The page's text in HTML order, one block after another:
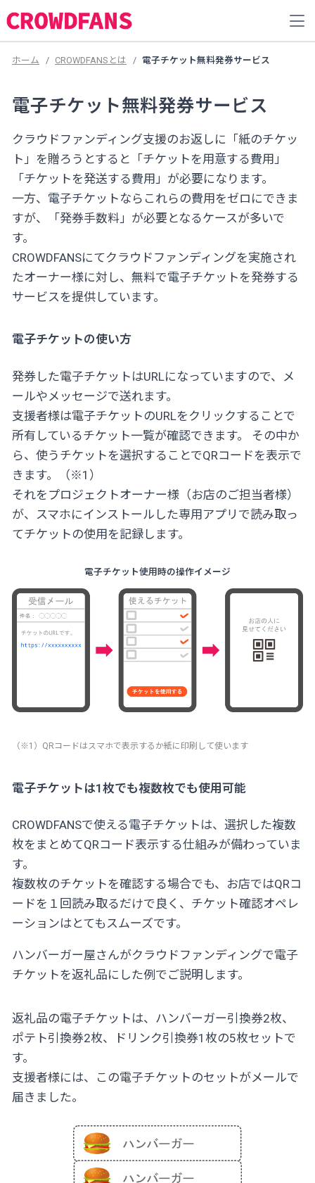
ホーム CROWDFANSとは 電子チケット無料発券サービス
電子チケット無料発券サービス
クラウドファンディング支援のお返しに「紙のチケッ
ト」を贈ろうとすると「チケットを用意する費用」
「チケットを発送する費用」が必要になります。
一方、電子チケットならこれらの費用をゼロにできま
すが、「発券手数料」が必要となるケースが多いで
す。
CROWDFANSにてクラウドファンディングを実施され
たオーナー様に対し、無料で電子チケットを発券する
サービスを提供しています。
電子チケットの使い方
発券した電子チケットはURLになっていますので、メ
ールやメッセージで送れます。
支援者様は電子チケットのURLをクリックすることで
所有しているチケット一覧が確認できます。 その中か
ら、使うチケットを選択することでQRコードを表示で
きます。（※1）
それをプロジェクトオーナー様（お店のご担当者様）
が、スマホにインストールした専用アプリで読み取っ
てチケットの使用を記録します。
電子チケット使用時の操作イメージ
（※1）QRコードはスマホで表示するか紙に印刷して使います
電子チケットは1枚でも複数枚でも使用可能
CROWDFANSで使える電子チケットは、選択した複数
枚をまとめてQRコード表示する仕組みが備わっていま
す。
複数枚のチケットを確認する場合でも、お店ではQRコ
ードを１回読み取るだけで良く、チケット確認オペレ
ーションはとてもスムーズです。
ハンバーガー屋さんがクラウドファンディングで電子
チケットを返礼品にした例でご説明します。
返礼品の電子チケットは、ハンバーガー引換券2枚、
ポテト引換券2枚、ドリンク引換券1枚の5枚セットで
す。
支援者様には、この電子チケットのセットがメールで
届きました。